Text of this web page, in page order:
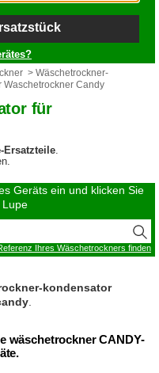
> Wäschetrockner-
Waschetrockner Candy
für
Ersatzteile.
Geräts ein und klicken Sie
Ihres Wäschetrockners finden
kondensator
wäschetrockner CANDY-